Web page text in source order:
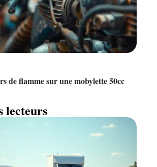
de flamme sur une mobylette 50cc
lecteurs